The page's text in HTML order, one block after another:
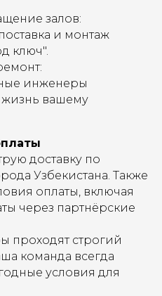
залов:
и монтаж
ключ".
инженеры
жизнь вашему
доставку по
Узбекистана. Также
оплаты, включая
через партнёрские
проходят строгий
команда всегда
условия для